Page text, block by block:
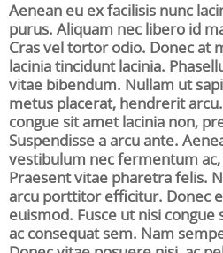
Aenean eu ex facilisis nunc
purus. Aliquam nec libero id
Cras vel tortor odio. Donec at
lacinia tincidunt lacinia.
vitae bibendum. Nullam ut
metus placerat, hendrerit
congue sit amet lacinia non,
Suspendisse a arcu ante.
vestibulum nec fermentum
Praesent vitae pharetra felis.
arcu porttitor efficitur. Donec
euismod. Fusce ut nisi
ac consequat sem. Nam